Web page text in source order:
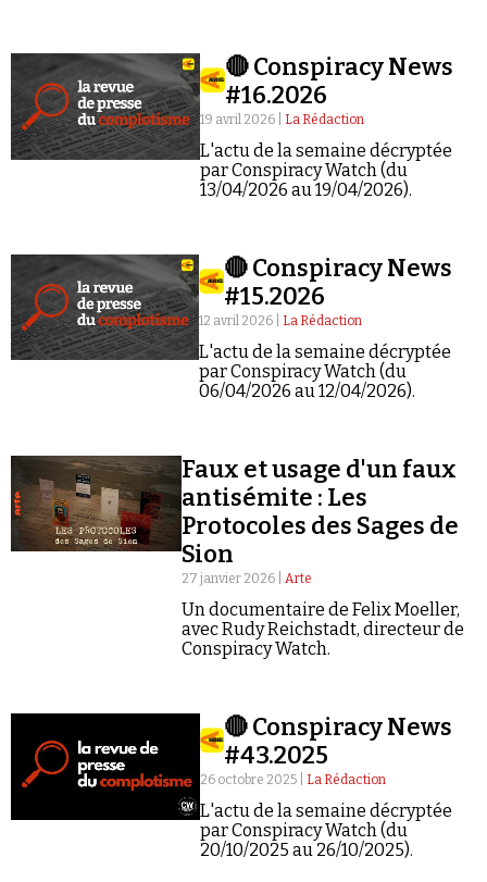
Newsletter
Se connecter
🔴 Conspiracy News
#16.2026
19 avril 2026 | La Rédaction
L'actu de la semaine décryptée
par Conspiracy Watch (du
13/04/2026 au 19/04/2026).
🔴 Conspiracy News
#15.2026
12 avril 2026 | La Rédaction
L'actu de la semaine décryptée
par Conspiracy Watch (du
06/04/2026 au 12/04/2026).
Faux et usage d'un faux
antisémite : Les
Protocoles des Sages de
Sion
27 janvier 2026 | Arte
Un documentaire de Felix Moeller,
avec Rudy Reichstadt, directeur de
Conspiracy Watch.
🔴 Conspiracy News
#43.2025
26 octobre 2025 | La Rédaction
L'actu de la semaine décryptée
par Conspiracy Watch (du
20/10/2025 au 26/10/2025).